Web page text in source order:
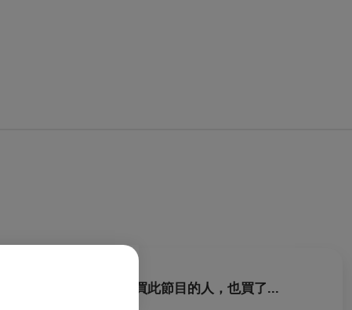
購買此節目的人，也買了...